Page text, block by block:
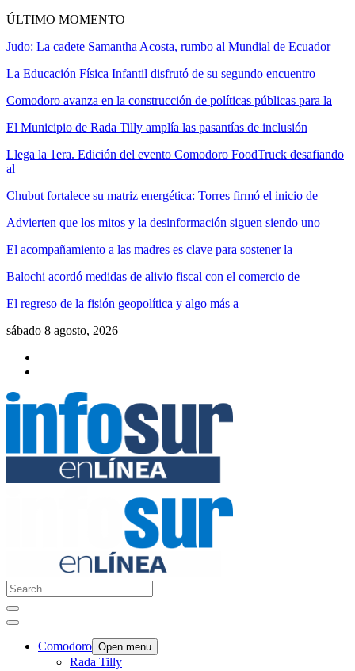
ÚLTIMO MOMENTO
Judo: La cadete Samantha Acosta, rumbo al Mundial de Ecuador
La Educación Física Infantil disfrutó de su segundo encuentro
Comodoro avanza en la construcción de políticas públicas para la
El Municipio de Rada Tilly amplía las pasantías de inclusión
Llega la 1era. Edición del evento Comodoro FoodTruck desafiando
al
Chubut fortalece su matriz energética: Torres firmó el inicio de
Advierten que los mitos y la desinformación siguen siendo uno
El acompañamiento a las madres es clave para sostener la
Balochi acordó medidas de alivio fiscal con el comercio de
El regreso de la fisión geopolítica y algo más a
sábado 8 agosto, 2026
Comodoro Open menu
Rada Tilly